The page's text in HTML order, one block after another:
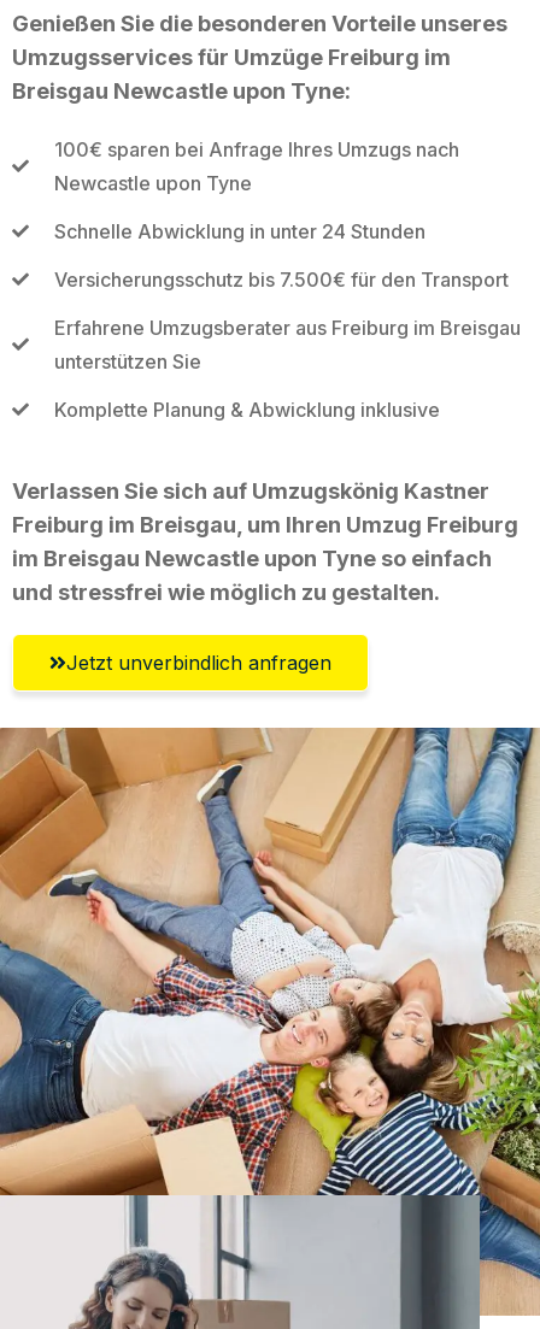
Genießen Sie die besonderen Vorteile unseres
Umzugsservices für Umzüge Freiburg im
Breisgau Newcastle upon Tyne:
100€ sparen bei Anfrage Ihres Umzugs nach
Newcastle upon Tyne
Schnelle Abwicklung in unter 24 Stunden
Versicherungsschutz bis 7.500€ für den Transport
Erfahrene Umzugsberater aus Freiburg im Breisgau
unterstützen Sie
Komplette Planung & Abwicklung inklusive
Verlassen Sie sich auf Umzugskönig Kastner
Freiburg im Breisgau, um Ihren Umzug Freiburg
im Breisgau Newcastle upon Tyne so einfach
und stressfrei wie möglich zu gestalten.
Jetzt unverbindlich anfragen